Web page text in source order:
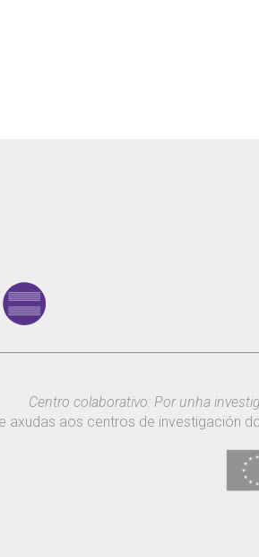
Centro colaborativo: Por unha
aos centros de investigación